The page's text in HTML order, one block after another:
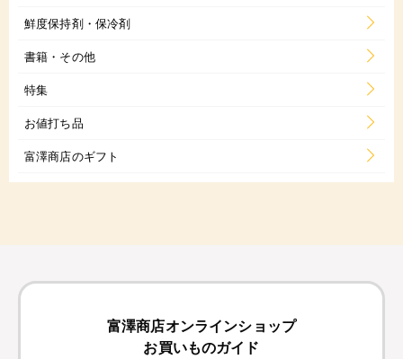
鮮度保持剤・保冷剤
書籍・その他
特集
お値打ち品
富澤商店のギフト
富澤商店オンラインショップ
お買いものガイド